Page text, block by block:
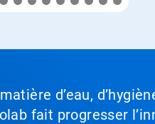
d’eau,
fait progresser